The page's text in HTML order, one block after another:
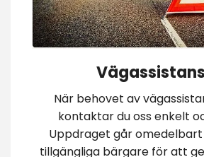
När behovet av
kontaktar du oss enkelt
Uppdraget går
tillgängliga bärgare för att